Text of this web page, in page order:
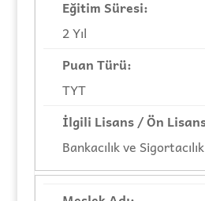
2 Yıl
TYT
Bankacılık ve Sigortacılık